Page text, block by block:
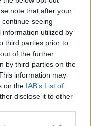
note that after your
seeing
utilized by
third parties prior to
of the further
by third parties on the
information may
on the IAB’s List of
disclose it to other
ότι η